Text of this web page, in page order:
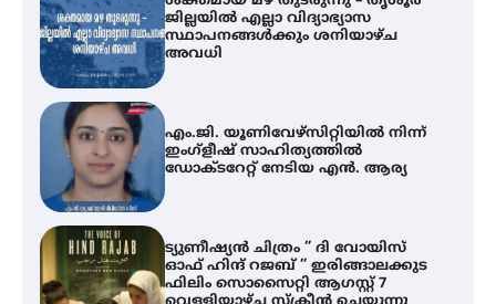
എം.ജി. യൂണിവേഴ്‌സിറ്റിയിൽ നിന്ന്
ഇംഗ്ളീഷ് സാഹിത്യത്തിൽ
ഡോക്ടറേറ്റ് നേടിയ എൻ. ആര്യ
ട്യുണീഷ്യൻ ചിത്രം ” ദി വോയിസ്
ഓഫ് ഹിന്ദ് റജബ് ” ഇരിങ്ങാലക്കുട
ഫിലിം സൊസൈറ്റി ആഗസ്റ്റ് 7
വെള്ളിയാഴ്ച സ്‌ക്രീൻ ചെയ്യുന്നു
സെന്റ് ജോസഫ്സ് കോളജ്
കോമേഴ്‌സ് അസോസിയേഷന്
തുടക്കമായി